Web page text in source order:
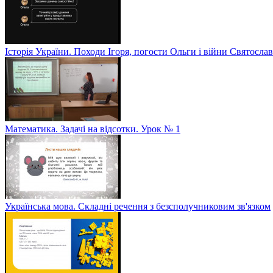
Історія України. Походи Ігоря, погости Ольги і війни
Математика. Задачі на відсотки. Урок № 1
Українська мова. Складні речення з безсполучниковим зв'язком